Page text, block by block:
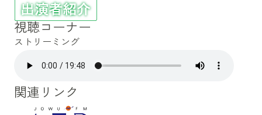
視聴コーナー
ストリーミング
関連リンク